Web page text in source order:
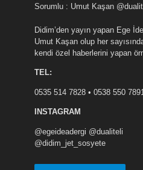
Sorumlu : Umut Kaşan
Didim’den yayın yapan Ege
Umut Kaşan olup her
kendi özel haberlerini yapan
TEL:
0535 514 7828 • 0538 550
INSTAGRAM
@egeideadergi @dualiteli
@didim_jet_sosyete